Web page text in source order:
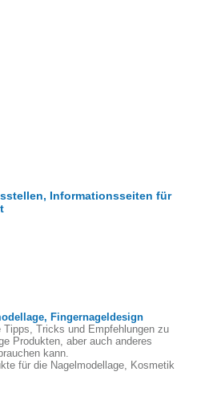
Informationsseiten für
Fingernageldesign
Tricks und Empfehlungen zu
Produkten, aber auch anderes
kann.
für die Nagelmodellage, Kosmetik